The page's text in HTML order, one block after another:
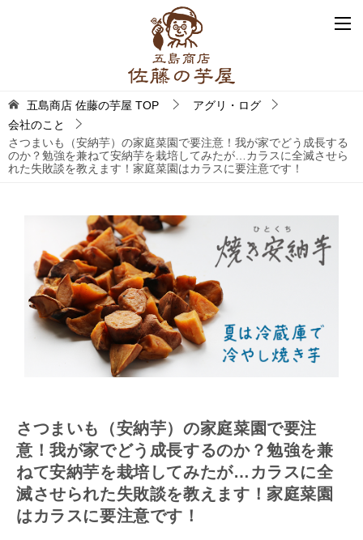
五島商店 佐藤の芋屋 TOP
アグリ・ログ
会社のこと
さつまいも（安納芋）の家庭菜園で要注意！我が家でどう成長する
のか？勉強を兼ねて安納芋を栽培してみたが…カラスに全滅させら
れた失敗談を教えます！家庭菜園はカラスに要注意です！
さつまいも（安納芋）の家庭菜園で要注
意！我が家でどう成長するのか？勉強を兼
ねて安納芋を栽培してみたが…カラスに全
滅させられた失敗談を教えます！家庭菜園
はカラスに要注意です！